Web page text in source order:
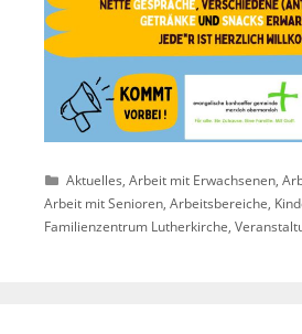
Kategorien
Aktuelles,Arbeit mit Erwachsenen,
Arbeit mit Senioren, Arbeitsbereiche,
Familienzentrum Lutherkirche,